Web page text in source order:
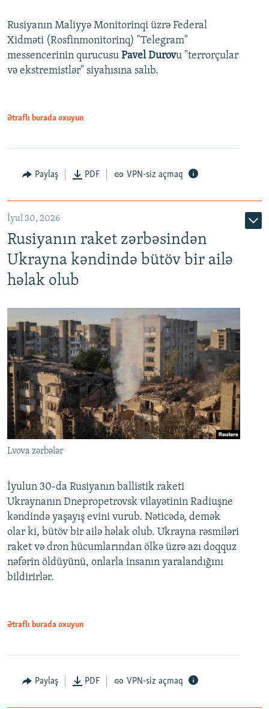
Rusiyanın Maliyyə Monitorinqi üzrə Federal
Xidməti (Rosfinmonitorinq) "Telegram"
messencerinin qurucusu Pavel Durovu "terrorçular
və ekstremistlər" siyahısına salıb.
Ətraflı burada oxuyun
Paylaş PDF VPN-siz açmaq
İyul 30, 2026
Rusiyanın raket zərbəsindən
Ukrayna kəndində bütöv bir ailə
həlak olub
Lvova zərbələr
İyulun 30-da Rusiyanın ballistik raketi
Ukraynanın Dnepropetrovsk vilayətinin Radiuşne
kəndində yaşayış evini vurub. Nəticədə, demək
olar ki, bütöv bir ailə həlak olub. Ukrayna rəsmiləri
raket və dron hücumlarından ölkə üzrə azı doqquz
nəfərin öldüyünü, onlarla insanın yaralandığını
bildirirlər.
Ətraflı burada oxuyun
Paylaş PDF VPN-siz açmaq